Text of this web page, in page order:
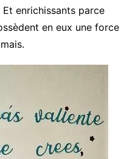
enrichissants parce
en eux une force